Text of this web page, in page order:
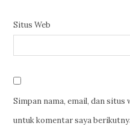
Situs Web
Simpan nama, email, dan situs
untuk komentar saya